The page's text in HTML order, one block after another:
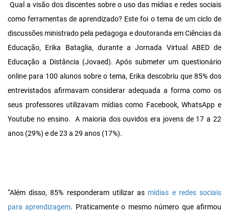
Qual a visão dos discentes sobre o uso das mídias e redes sociais
como ferramentas de aprendizado? Este foi o tema de um ciclo de
discussões ministrado pela pedagoga e doutoranda em Ciências da
Educação, Erika Bataglia, durante a Jornada Virtual ABED de
Educação a Distância (Jovaed). Após submeter um questionário
online para 100 alunos sobre o tema, Erika descobriu que 85% dos
entrevistados afirmavam considerar adequada a forma como os
seus professores utilizavam mídias como Facebook, WhatsApp e
Youtube no ensino. A maioria dos ouvidos era jovens de 17 a 22
anos (29%) e de 23 a 29 anos (17%).
“Além disso, 85% responderam utilizar as mídias e redes sociais
para aprendizagem. Praticamente o mesmo número que afirmou